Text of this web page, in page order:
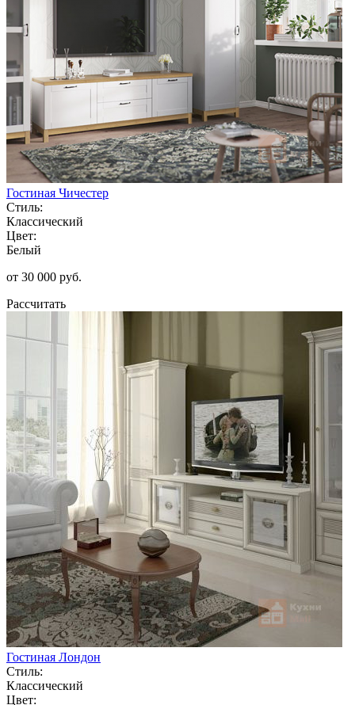
Гостиная Чичестер
Стиль:
Классический
Цвет:
Белый
от 30 000 руб.
Рассчитать
Гостиная Лондон
Стиль:
Классический
Цвет: